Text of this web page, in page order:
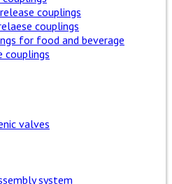
couplings
couplings
for food and beverage
couplings
valves
system